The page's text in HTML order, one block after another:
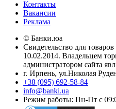
Контакты
Вакансии
Реклама
© Банки.юа
Свидетельство для
10.02.2014. Владельцем
администратором сайта
г. Ирпень, ул.Николая
+38 (095) 692-58-84
info@banki.ua
Режим работы: Пн-Пт с